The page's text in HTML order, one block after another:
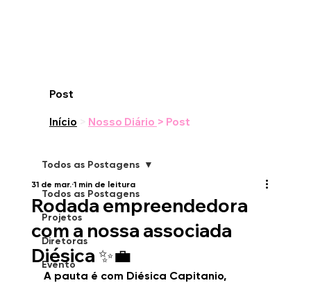
Início Nosso Diário > Post
Post
Todos as Postagens
Projetos
Diretoras
Evento
Todos as Postagens
Rodada empreendedora
com a nossa associada
Diésica ✨💼
31 de mar. 1 min de leitura
A pauta é com Diésica Capitanio,